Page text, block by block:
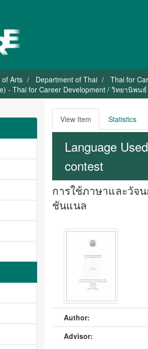
of Arts Department of Thai
Thai for
- Thai for Career Development / วิทยานิพ
View Item Statistics
Language
contest
การใช้ภาษาและวัจ
ชันแนล
Author:
Advisor: